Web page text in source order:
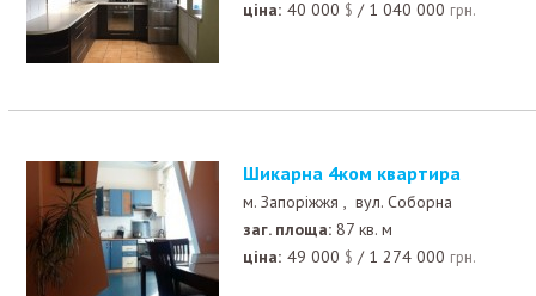
ціна: 40 000 $ / 1 040 000 грн.
Шикарна 4ком квартира
м. Запоріжжя , вул. Соборна
заг. площа: 87 кв. м
ціна: 49 000 $ / 1 274 000 грн.